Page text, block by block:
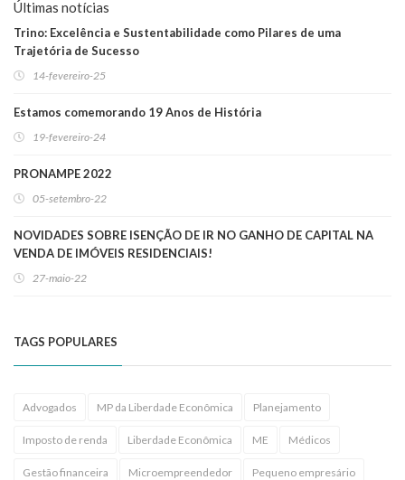
Últimas notícias
Trino: Excelência e Sustentabilidade como Pilares de uma
Trajetória de Sucesso
14-fevereiro-25
Estamos comemorando 19 Anos de História
19-fevereiro-24
PRONAMPE 2022
05-setembro-22
NOVIDADES SOBRE ISENÇÃO DE IR NO GANHO DE CAPITAL NA
VENDA DE IMÓVEIS RESIDENCIAIS!
27-maio-22
TAGS POPULARES
Advogados MP da Liberdade Econômica Planejamento
Imposto de renda Liberdade Econômica ME Médicos
Gestão financeira Microempreendedor Pequeno empresário